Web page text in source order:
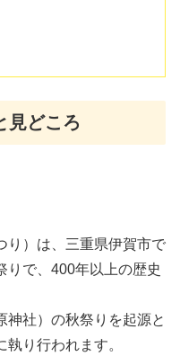
見どころ
り）は、三重県伊賀市で
りで、400年以上の歴史
神社）の秋祭りを起源と
り行われます。